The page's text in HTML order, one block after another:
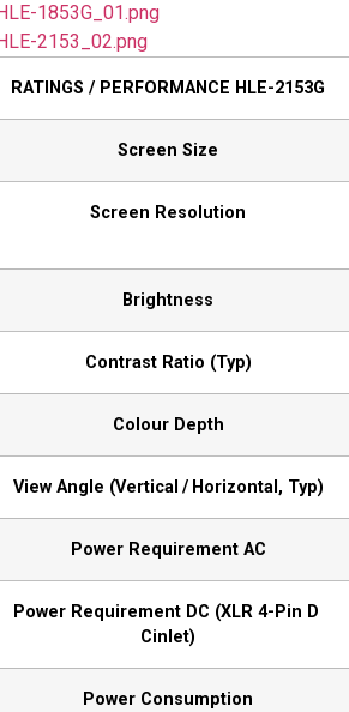
RATINGS / PERFORMANCE HLE-2153G
Screen Size
Screen Resolution
Brightness
Contrast Ratio (Typ)
Colour Depth
View Angle (Vertical / Horizontal, Typ)
Power Requirement AC
Power Requirement DC (XLR 4-Pin D
Cinlet)
Power Consumption